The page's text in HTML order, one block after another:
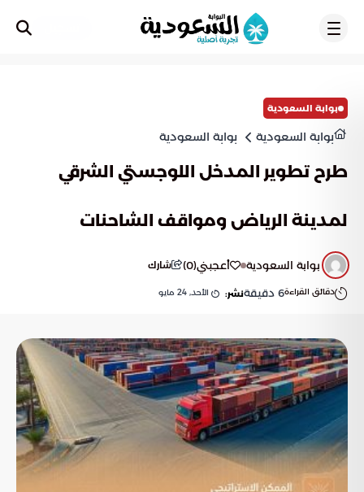
بوابة السعودية
بوابة السعودية بوابة السعودية
طرح تطوير المدخل اللوجستي الشرقي
لمدينة الرياض ومواقف الشاحنات
بوابة السعودية أعجبني(
0
) شارك
دقائق القراءة6 دقيقةنشر: الأحد, 24 مايو